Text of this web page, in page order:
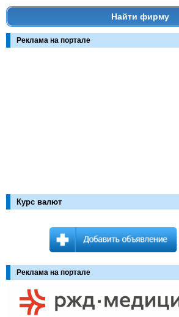
Найти фирму
Реклама на портале
Курс валют
Реклама на портале